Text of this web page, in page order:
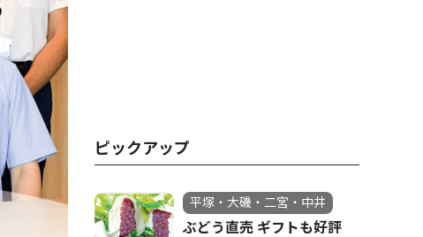
ピックアップ
平塚・大磯・二宮・中井
ぶどう直売 ギフトも好評